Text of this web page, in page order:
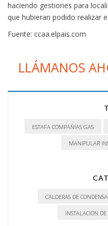
haciendo gestiones para
que hubieran podido realizar
Fuente: ccaa.elpais.com
LLÁMANOS
ESTAFA COMPAÑÍAS GAS
MANIPULAR
CALDERAS DE
INSTALACION